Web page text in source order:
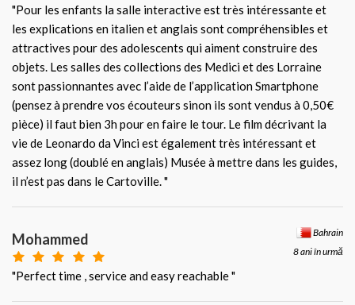
"Pour les enfants la salle interactive est très intéressante et
les explications en italien et anglais sont compréhensibles et
attractives pour des adolescents qui aiment construire des
objets. Les salles des collections des Medici et des Lorraine
sont passionnantes avec l’aide de l’application Smartphone
(pensez à prendre vos écouteurs sinon ils sont vendus à 0,50€
pièce) il faut bien 3h pour en faire le tour. Le film décrivant la
vie de Leonardo da Vinci est également très intéressant et
assez long (doublé en anglais) Musée à mettre dans les guides,
il n’est pas dans le Cartoville. "
Bahrain
8 ani în urmă
Mohammed
"Perfect time , service and easy reachable "